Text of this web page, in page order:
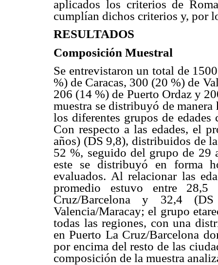
aplicados los criterios de
cumplían dichos criterios y, por
RESULTADOS
Composición Muestral
Se entrevistaron un total de
%) de Caracas, 300 (20 %) de
206 (14 %) de Puerto Ordaz y
muestra se distribuyó de
los diferentes grupos de edades
Con respecto a las edades, el
años) (DS 9,8), distribuidos de
52 %, seguido del grupo de 29
este se distribuyó en forma
evaluados. Al relacionar las
promedio estuvo entre
Cruz/Barcelona y 32,4
Valencia/Maracay; el grupo
todas las regiones, con una
en Puerto La Cruz/Barcelona
por encima del resto de las
composición de la muestra